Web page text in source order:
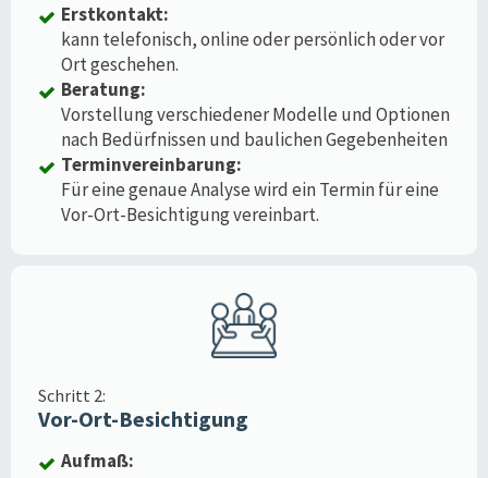
Erstkontakt:
kann telefonisch, online oder persönlich oder vor
Ort geschehen.
Beratung:
Vorstellung verschiedener Modelle und Optionen
nach Bedürfnissen und baulichen Gegebenheiten
Terminvereinbarung:
Für eine genaue Analyse wird ein Termin für eine
Vor-Ort-Besichtigung vereinbart.
Schritt 2:
Vor-Ort-Besichtigung
Aufmaß: